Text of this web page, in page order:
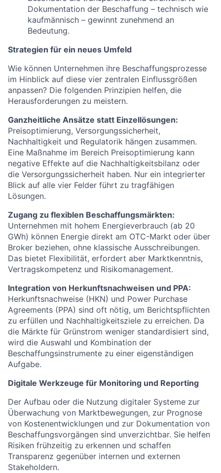
Dokumentation der Beschaffung – technisch wie
kaufmännisch – gewinnt zunehmend an
Bedeutung.
Strategien für ein neues Umfeld
Wie können Unternehmen ihre Beschaffungsprozesse
im Hinblick auf diese vier zentralen Einflussgrößen
anpassen? Die folgenden Prinzipien helfen, die
Herausforderungen zu meistern.
Ganzheitliche Ansätze statt Einzellösungen:
Preisoptimierung, Versorgungssicherheit,
Nachhaltigkeit und Regulatorik hängen zusammen.
Eine Maßnahme im Bereich Preisoptimierung kann
negative Effekte auf die Nachhaltigkeitsbilanz oder
die Versorgungssicherheit haben. Nur ein integrierter
Blick auf alle vier Felder führt zu tragfähigen
Lösungen.
Zugang zu flexiblen Beschaffungsmärkten:
Unternehmen mit hohem Energieverbrauch (ab 20
GWh) können Energie direkt am OTC-Markt oder über
Broker beziehen, ohne klassische Ausschreibungen.
Das bietet Flexibilität, erfordert aber Marktkenntnis,
Vertragskompetenz und Risikomanagement.
Integration von Herkunftsnachweisen und PPA:
Herkunftsnachweise (HKN) und Power Purchase
Agreements (PPA) sind oft nötig, um Berichtspflichten
zu erfüllen und Nachhaltigkeitsziele zu erreichen. Da
die Märkte für Grünstrom weniger standardisiert sind,
wird die Auswahl und Kombination der
Beschaffungsinstrumente zu einer eigenständigen
Aufgabe.
Digitale Werkzeuge für Monitoring und Reporting
Der Aufbau oder die Nutzung digitaler Systeme zur
Überwachung von Marktbewegungen, zur Prognose
von Kostenentwicklungen und zur Dokumentation von
Beschaffungsvorgängen sind unverzichtbar. Sie helfen
Risiken frühzeitig zu erkennen und schaffen
Transparenz gegenüber internen und externen
Stakeholdern.